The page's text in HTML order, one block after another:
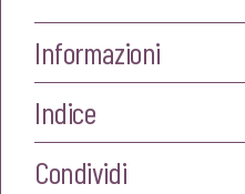
Informazioni
Indice
Condividi